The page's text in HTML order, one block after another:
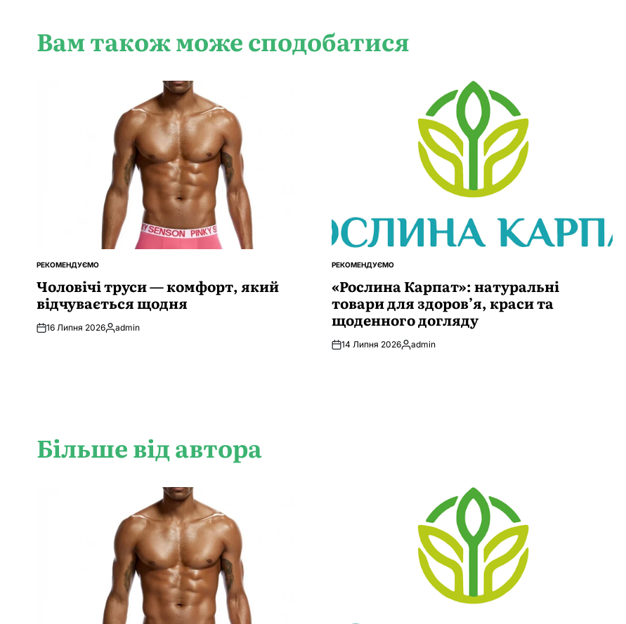
Вам також може сподобатися
ОПУБЛІКУВАТИ
РЕКОМЕНДУЄМО
Чоловічі труси — комфорт, який
відчувається щодня
16 Липня 2026Опубліковано
admin
ОПУБЛІКУВАТИ
РЕКОМЕНДУЄМО
«Рослина Карпат»: натуральні
товари для здоров’я, краси та
щоденного догляду
14 Липня 2026Опубліковано
admin
Більше від автора